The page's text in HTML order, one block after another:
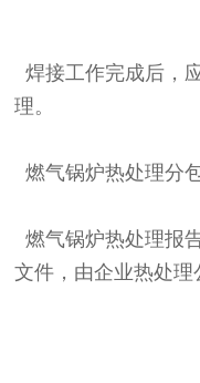
焊接工作完成后，
理。
燃气锅炉热处理分
燃气锅炉热处理报
文件，由企业热处理